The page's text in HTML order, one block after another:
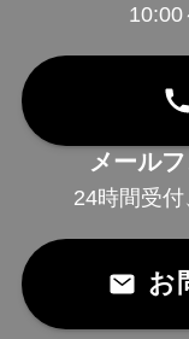
10:00
メール
24時間受
お